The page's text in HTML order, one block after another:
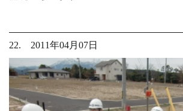
22. 2011年04月07日